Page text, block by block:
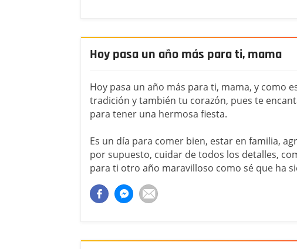
Hoy pasa un año más para ti, mama
Hoy pasa un año más para ti, mama, y como
tradición y también tu corazón, pues te
para tener una hermosa fiesta.
Es un día para comer bien, estar en familia,
por supuesto, cuidar de todos los detalles,
para ti otro año maravilloso como sé que ha